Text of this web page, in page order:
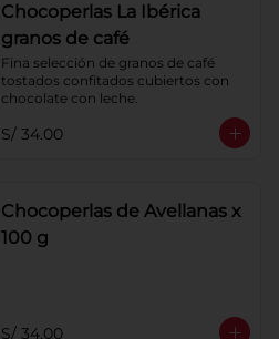
Chocoperlas La Ibérica
granos de café
Fina selección de granos de café
tostados confitados cubiertos con
chocolate con leche.
S/ 34.00
Chocoperlas de Avellanas x
100 g
S/ 34.00